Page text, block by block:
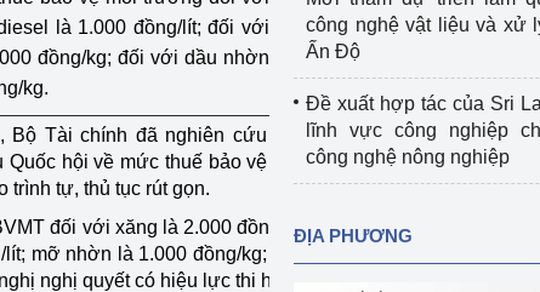
Video bảo vệ môi trường
Album ảnh bảo vệ môi trường
Văn bản về môi trường
Đọc báo giúp bạn
của Đảng
dân
Khu vực miền Bắc
Khu vực miền Trung
Khu vực miền Nam
Hiệp định EVFTA
Thị trường châu Á – châu Phi
là 1.000 đồng/lít; đối với
đồng/kg; đối với dầu nhờn
kg.
Tài chính đã nghiên cứu xây
hội về mức thuế bảo vệ môi
tự, thủ tục rút gọn.
đối với xăng là 2.000 đồng/lít;
mỡ nhờn là 1.000 đồng/kg; dầu
nghị quyết có hiệu lực thi hành
công nghệ vật liệu và xử
Ấn Độ
Đề xuất hợp tác của Sri
lĩnh vực công nghiệp
công nghệ nông nghiệp
ĐỊA PHƯƠNG